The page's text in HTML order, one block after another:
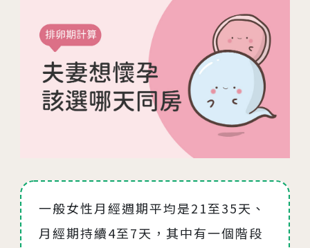
醫療團隊
就醫指南
生殖醫學專科
06
07 衛教資訊
一般女性月經週期平均是21至35天、
月經期持續4至7天，其中有一個階段